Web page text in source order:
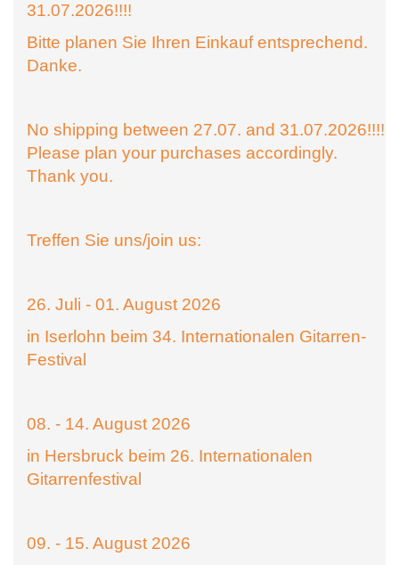
31.07.2026!!!!
Bitte planen Sie Ihren Einkauf entsprechend.
Danke.
No shipping between 27.07. and 31.07.2026!!!!
Please plan your purchases accordingly.
Thank you.
Treffen Sie uns/join us:
26. Juli - 01. August 2026
in Iserlohn beim 34. Internationalen Gitarren-
Festival
08. - 14. August 2026
in Hersbruck beim 26. Internationalen
Gitarrenfestival
09. - 15. August 2026